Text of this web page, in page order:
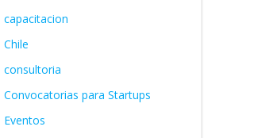
capacitacion
Chile
consultoria
Convocatorias para Startups
Eventos